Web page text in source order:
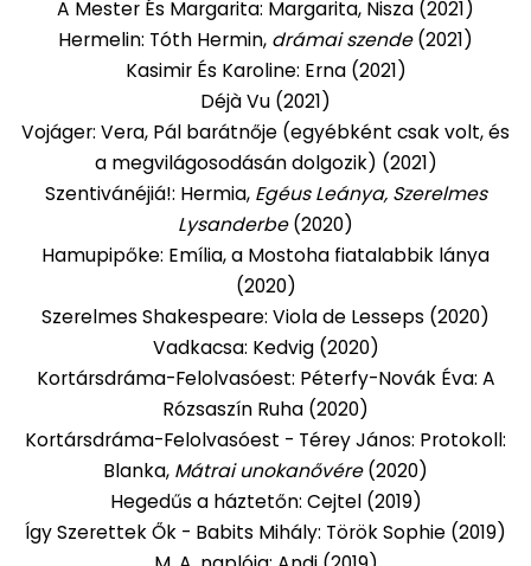
A Mester És Margarita: Margarita, Nisza (2021)
Hermelin: Tóth Hermin, drámai szende(2021)
Kasimir És Karoline: Erna (2021)
Déjà Vu (2021)
Vojáger: Vera, Pál barátnője (egyébként csak volt, és
a megvilágosodásán dolgozik) (2021)
Szentivánéjiá!: Hermia, Egéus Leánya, Szerelmes
Lysanderbe(2020)
Hamupipőke: Emília, a Mostoha fiatalabbik lánya
(2020)
Szerelmes Shakespeare: Viola de Lesseps (2020)
Vadkacsa: Kedvig (2020)
Kortársdráma-Felolvasóest: Péterfy-Novák Éva: A
Rózsaszín Ruha (2020)
Kortársdráma-Felolvasóest - Térey János: Protokoll:
Blanka, Mátrai unokanővére(2020)
Hegedűs a háztetőn: Cejtel (2019)
Így Szerettek Ők - Babits Mihály: Török Sophie (2019)